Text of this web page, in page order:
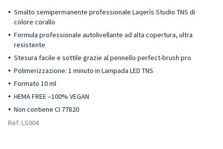
Smalto semipermanente professionale Laqerìs Studio TNS di
colore corallo
Formula professionale autolivellante ad alta copertura, ultra
resistente
Stesura facile e sottile grazie al pennello perfect-brush pro
Polimerizzazione: 1 minuto in Lampada LED TNS
Formato 10 ml
HEMA FREE –100% VEGAN
Non contiene CI 77820
Ref: LS004